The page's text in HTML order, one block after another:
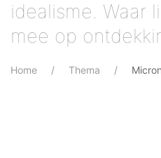
idealisme. Waar
mee op
Home Thema